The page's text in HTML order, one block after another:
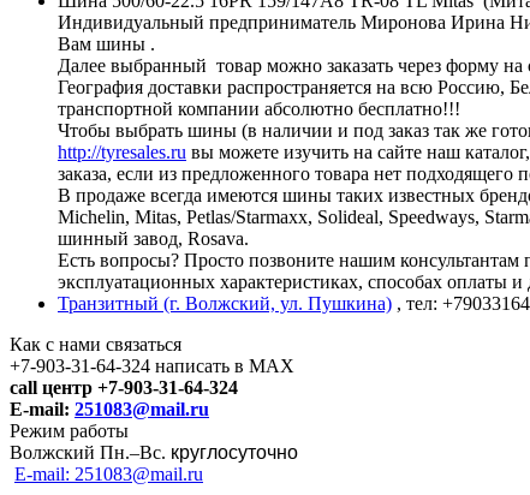
Индивидуальный предприниматель Миронова Ирина
Вам шины .
Далее выбранный товар можно заказать через форму
География доставки распространяется на всю
транспортной компании абсолютно бесплатно!!!
Чтобы выбрать шины (в наличии и под заказ так же
http://tyresales.ru вы можете изучить на сайте наш
заказа, если из предложенного товара нет
В продаже всегда имеются шины таких известных
Michelin, Mitas, Petlas/Starmaxx, Solideal, Speedways,
шинный завод, Rosava.
Есть вопросы? Просто позвоните нашим консультантам
эксплуатационных характеристиках, способах оплаты и
Транзитный (г. Волжский, ул. Пушкина) , тел:
Как с нами связаться
+7-903-31-64-324 написать в MAX
call центр +7-903-31-64-324
E-mail: 251083@mail.ru
Режим работы
Волжский Пн.–Вс. круглосуточно
E-mail: 251083@mail.ru